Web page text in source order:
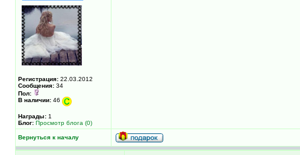
Регистрация: 22.03.2012
Сообщения: 34
Пол:
В наличии: 46
Награды: 1
Блог: Просмотр блога (0)
Вернуться к началу